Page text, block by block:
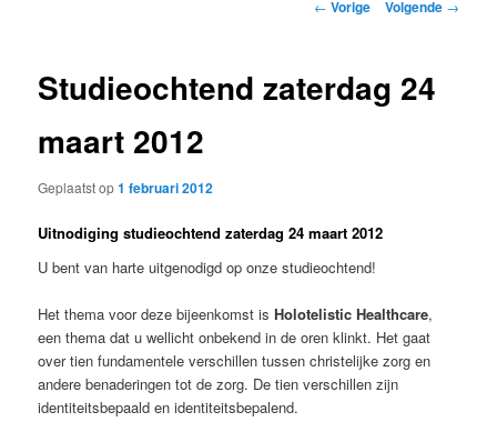
← Vorige Volgende →
Studieochtend zaterdag 24
maart 2012
Geplaatst op1 februari 2012
Uitnodiging studieochtend zaterdag 24 maart 2012
U bent van harte uitgenodigd op onze studieochtend!
Het thema voor deze bijeenkomst isHolotelistic Healthcare,
een thema dat u wellicht onbekend in de oren klinkt. Het gaat
over tien fundamentele verschillen tussen christelijke zorg en
andere benaderingen tot de zorg. De tien verschillen zijn
identiteitsbepaald en identiteitsbepalend.